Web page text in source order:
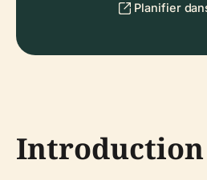
Planifier
Introduction